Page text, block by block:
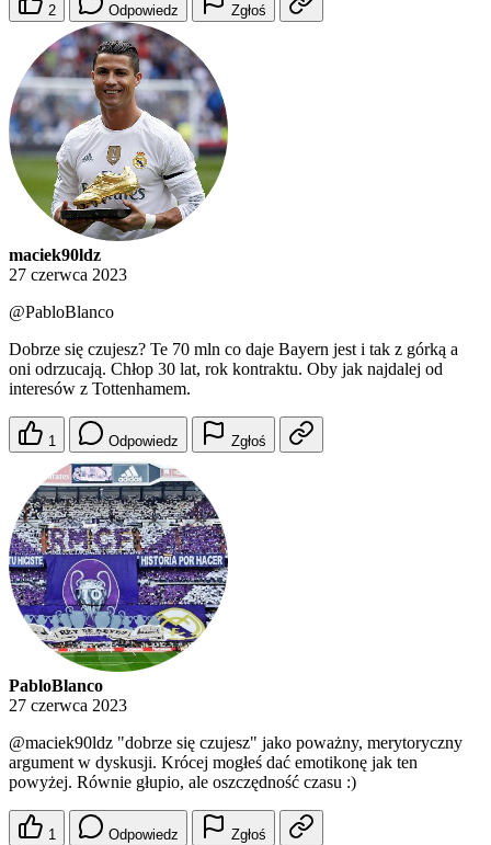
2 Odpowiedz Zgłoś
maciek90ldz
27 czerwca 2023
@PabloBlanco
Dobrze się czujesz? Te 70 mln co daje Bayern jest i tak z górką a
oni odrzucają. Chłop 30 lat, rok kontraktu. Oby jak najdalej od
interesów z Tottenhamem.
1 Odpowiedz Zgłoś
PabloBlanco
27 czerwca 2023
@maciek90ldz "dobrze się czujesz" jako poważny, merytoryczny
argument w dyskusji. Krócej mogłeś dać emotikonę jak ten
powyżej. Równie głupio, ale oszczędność czasu :)
1 Odpowiedz Zgłoś